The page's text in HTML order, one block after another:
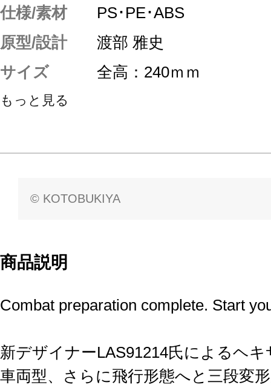
仕様/素材
PS･PE･ABS
原型/設計
渡部 雅史
サイズ
全高：240ｍｍ
もっと見る
© KOTOBUKIYA
商品説明
Combat preparation complete. Start
新デザイナーLAS91214氏によるヘ
車両型、さらに飛行形態へと三段変